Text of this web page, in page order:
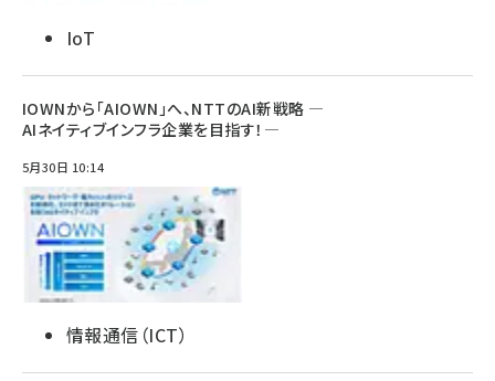
IoT
IOWNから「AIOWN」へ、NTTのAI新戦略 ―
AIネイティブインフラ企業を目指す！―
5月30日 10:14
情報通信（ICT）